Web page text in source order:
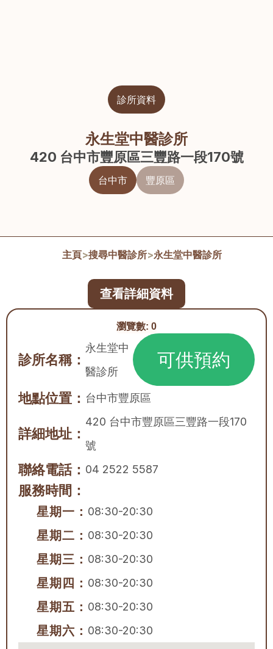
診所資料
永生堂中醫診所
420 台中市豐原區三豐路一段170號
台中市 豐原區
主頁>搜尋中醫診所>永生堂中醫診所
瀏覽數: 0
診所名稱：
永生堂中
醫診所
可供預約
地點位置： 台中市豐原區
詳細地址：
420 台中市豐原區三豐路一段170
號
聯絡電話： 04 2522 5587
服務時間：
星期一： 08:30-20:30
星期二： 08:30-20:30
星期三： 08:30-20:30
星期四： 08:30-20:30
星期五： 08:30-20:30
星期六： 08:30-20:30
查看詳細資料